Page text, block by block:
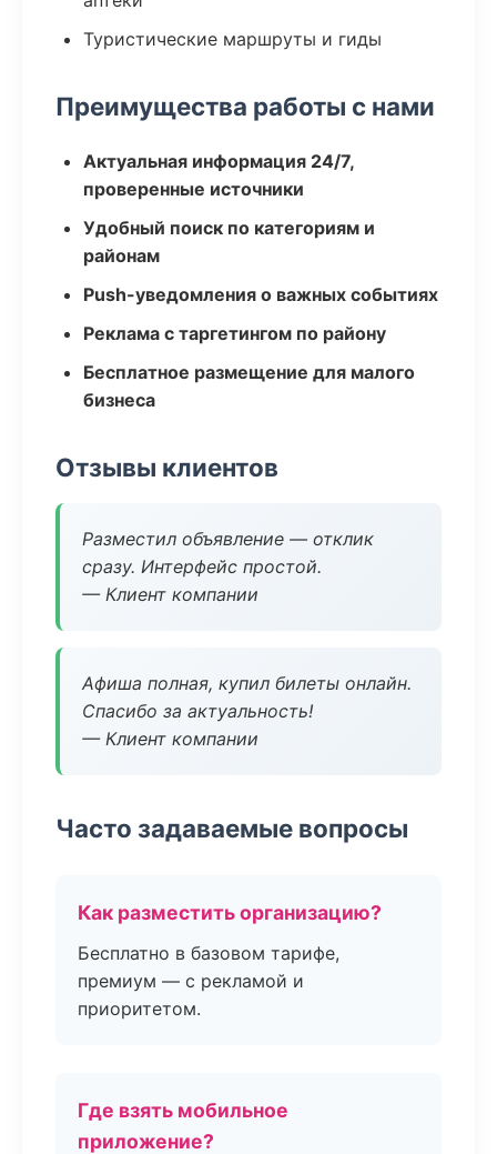
Туристические маршруты и гиды
Преимущества работы с нами
Актуальная информация 24/7,
проверенные источники
Удобный поиск по категориям и
районам
Push-уведомления о важных событиях
Реклама с таргетингом по району
Бесплатное размещение для малого
бизнеса
Отзывы клиентов
Разместил объявление — отклик
сразу. Интерфейс простой.
— Клиент компании
Афиша полная, купил билеты онлайн.
Спасибо за актуальность!
— Клиент компании
Часто задаваемые вопросы
Как разместить организацию?
Бесплатно в базовом тарифе,
премиум — с рекламой и
приоритетом.
Где взять мобильное
приложение?